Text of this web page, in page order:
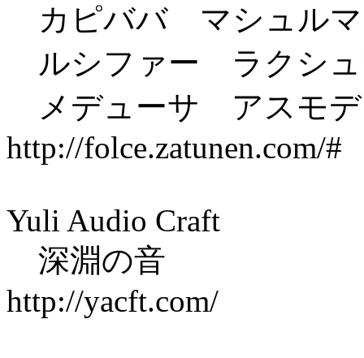
カピババ マシュル
ルシファー ラクシ
メデューサ アスモ
http://folce.zatunen.com/#
Yuli Audio Craft
深淵の音
http://yacft.com/